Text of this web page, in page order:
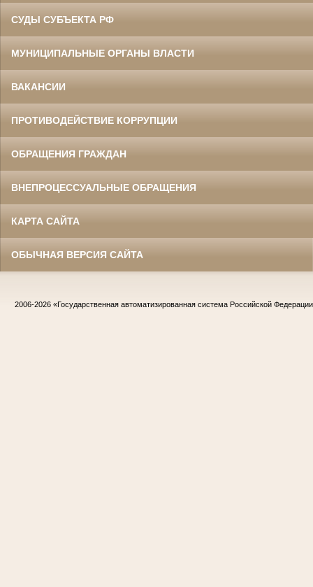
СУДЫ СУБЪЕКТА РФ
МУНИЦИПАЛЬНЫЕ ОРГАНЫ ВЛАСТИ
ВАКАНСИИ
ПРОТИВОДЕЙСТВИЕ КОРРУПЦИИ
ОБРАЩЕНИЯ ГРАЖДАН
ВНЕПРОЦЕССУАЛЬНЫЕ ОБРАЩЕНИЯ
КАРТА САЙТА
ОБЫЧНАЯ ВЕРСИЯ САЙТА
2006-2026 «Государственная автоматизированная система Российской